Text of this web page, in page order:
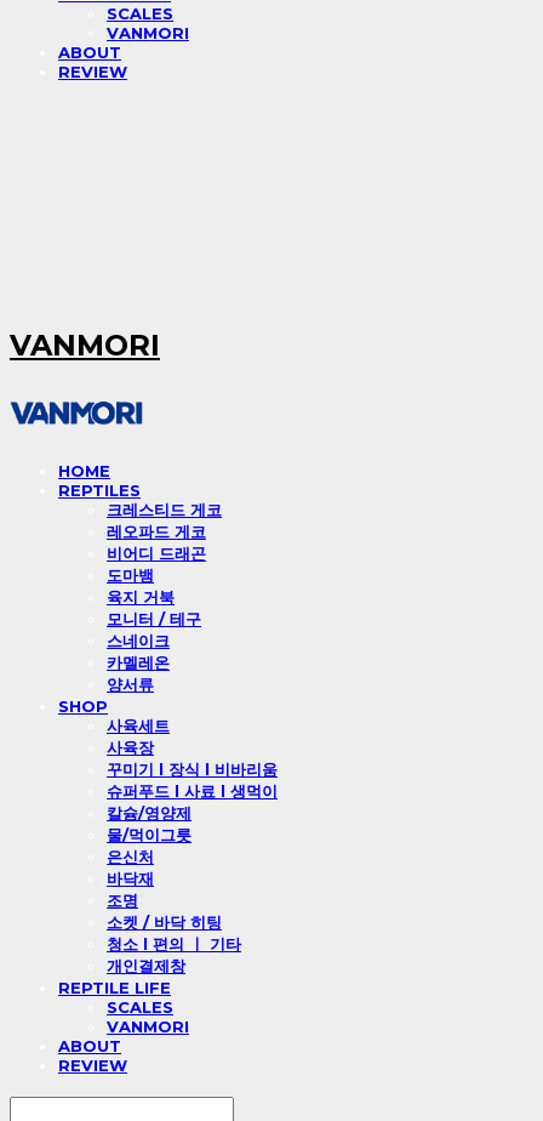
SCALES
VANMORI
ABOUT
REVIEW
VANMORI
HOME
REPTILES
크레스티드 게코
레오파드 게코
비어디 드래곤
도마뱀
육지 거북
모니터 / 테구
스네이크
카멜레온
양서류
SHOP
사육세트
사육장
꾸미기 l 장식 l 비바리움
슈퍼푸드 l 사료 l 생먹이
칼슘/영양제
물/먹이그릇
은신처
바닥재
조명
소켓 / 바닥 히팅
청소 l 편의 ㅣ 기타
개인결제창
REPTILE LIFE
SCALES
VANMORI
ABOUT
REVIEW